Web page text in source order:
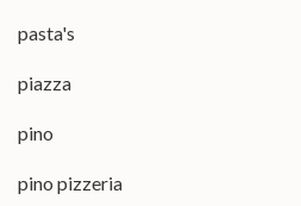
pasta's
piazza
pino
pino pizzeria